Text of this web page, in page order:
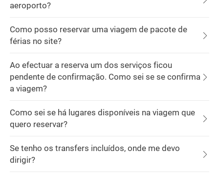
aeroporto?
Como posso reservar uma viagem de pacote de
férias no site?
Ao efectuar a reserva um dos serviços ficou
pendente de confirmação. Como sei se se confirma
a viagem?
Como sei se há lugares disponíveis na viagem que
quero reservar?
Se tenho os transfers incluídos, onde me devo
dirigir?